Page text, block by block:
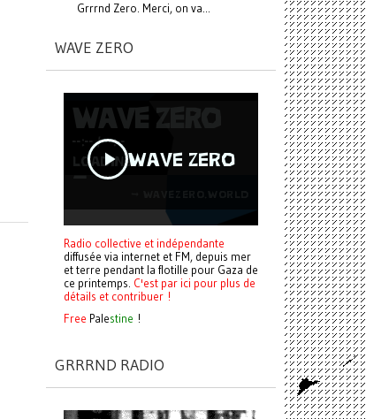
Grrrnd Zero. Merci, on va...
WAVE ZERO
Radio collective et indépendante
diffusée via internet et FM, depuis mer
et terre pendant la flotille pour Gaza de
ce printemps. C'est par ici pour plus de
détails et contribuer !
Free Palestine !
GRRRND RADIO